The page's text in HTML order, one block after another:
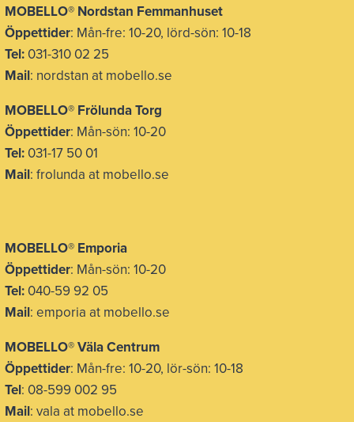
MOBELLO® Nordstan Femmanhuset
Öppettider: Mån-fre: 10-20, lörd-sön: 10-18
Tel: 031-310 02 25
Mail: nordstan at mobello.se
MOBELLO® Frölunda Torg
Öppettider: Mån-sön: 10-20
Tel: 031-17 50 01
Mail: frolunda at mobello.se
MOBELLO® Emporia
Öppettider: Mån-sön: 10-20
Tel: 040-59 92 05
Mail: emporia at mobello.se
MOBELLO® Väla Centrum
Öppettider: Mån-fre: 10-20, lör-sön: 10-18
Tel: 08-599 002 95
Mail: vala at mobello.se